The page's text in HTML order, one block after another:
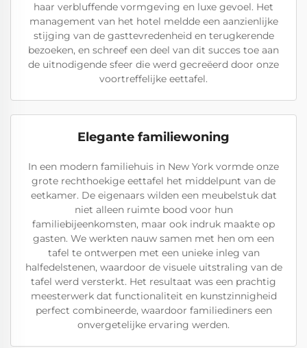
haar verbluffende vormgeving en luxe gevoel. Het
management van het hotel meldde een aanzienlijke
stijging van de gasttevredenheid en terugkerende
bezoeken, en schreef een deel van dit succes toe aan
de uitnodigende sfeer die werd gecreëerd door onze
voortreffelijke eettafel.
Elegante familiewoning
In een modern familiehuis in New York vormde onze
grote rechthoekige eettafel het middelpunt van de
eetkamer. De eigenaars wilden een meubelstuk dat
niet alleen ruimte bood voor hun
familiebijeenkomsten, maar ook indruk maakte op
gasten. We werkten nauw samen met hen om een
tafel te ontwerpen met een unieke inleg van
halfedelstenen, waardoor de visuele uitstraling van de
tafel werd versterkt. Het resultaat was een prachtig
meesterwerk dat functionaliteit en kunstzinnigheid
perfect combineerde, waardoor familiediners een
onvergetelijke ervaring werden.